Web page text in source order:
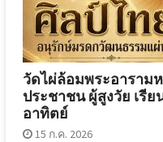
วัดไผ่ล้อมพระอาราม
ประชาชน ผู้สูงวัย เรี
อาทิตย์
15 ก.ค. 2026